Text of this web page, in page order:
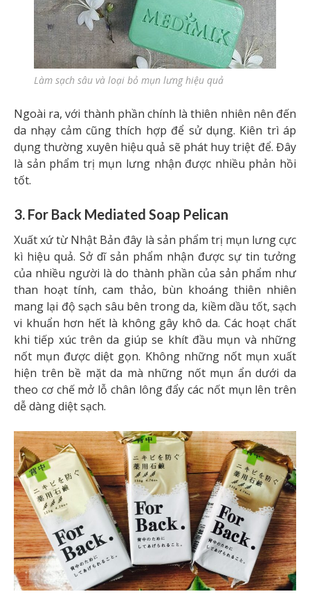
Làm sạch sâu và loại bỏ mụn lưng hiệu quả
Ngoài ra, với thành phần chính là thiên nhiên nên đến
da nhạy cảm cũng thích hợp để sử dụng. Kiên trì áp
dụng thường xuyên hiệu quả sẽ phát huy triệt để. Đây
là sản phẩm trị mụn lưng nhận được nhiều phản hồi
tốt.
3. For Back Mediated Soap Pelican
Xuất xứ từ Nhật Bản đây là sản phẩm trị mụn lưng cực
kì hiệu quả. Sở dĩ sản phẩm nhận được sự tin tưởng
của nhiều người là do thành phần của sản phẩm như
than hoạt tính, cam thảo, bùn khoáng thiên nhiên
mang lại độ sạch sâu bên trong da, kiềm dầu tốt, sạch
vi khuẩn hơn hết là không gây khô da. Các hoạt chất
khi tiếp xúc trên da giúp se khít đầu mụn và những
nốt mụn được diệt gọn. Không những nốt mụn xuất
hiện trên bề mặt da mà những nốt mụn ẩn dưới da
theo cơ chế mở lỗ chân lông đẩy các nốt mụn lên trên
dễ dàng diệt sạch.